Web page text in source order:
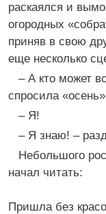
раскаялся и
огородных
приняв в свою
еще несколько
– А кто может
спросила
– Я!
– Я знаю! –
Небольшого
начал читать:
Пришла без